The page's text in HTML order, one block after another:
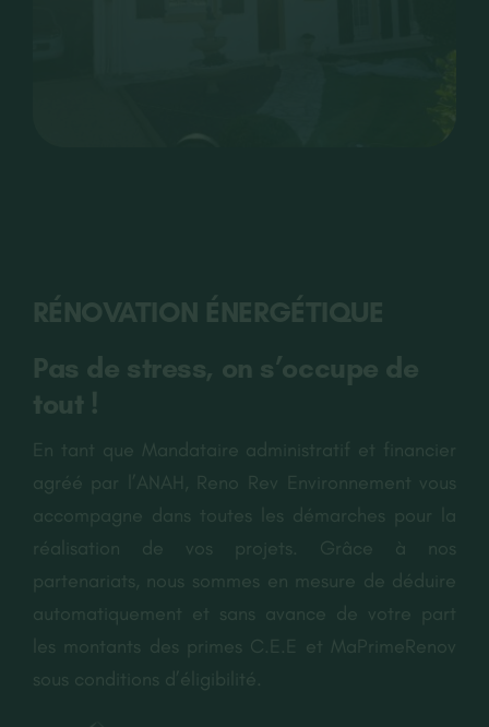
RÉNOVATION ÉNERGÉTIQUE
Pas de stress, on s’occupe de
tout !
En tant que Mandataire administratif et financier
agréé par l’ANAH, Reno Rev Environnement vous
accompagne dans toutes les démarches pour la
réalisation de vos projets. Grâce à nos
partenariats, nous sommes en mesure de déduire
automatiquement et sans avance de votre part
les montants des primes C.E.E et MaPrimeRenov
sous conditions d’éligibilité.